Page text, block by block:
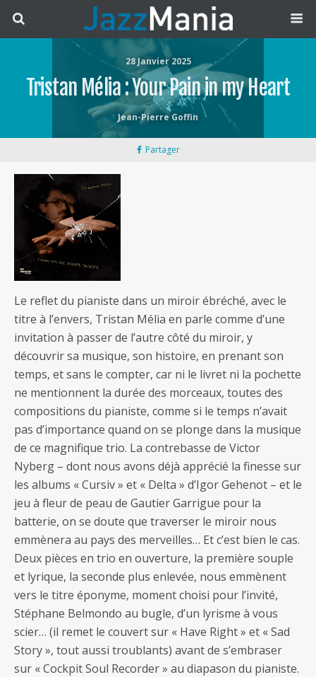
28 Janvier 2025
Tristan Mélia : Your Pain in my Heart
Jean-Pierre Goffin
Partager
Le reflet du pianiste dans un miroir ébréché, avec le
titre à l’envers, Tristan Mélia en parle comme d’une
invitation à passer de l’autre côté du miroir, y
découvrir sa musique, son histoire, en prenant son
temps, et sans le compter, car ni le livret ni la pochette
ne mentionnent la durée des morceaux, toutes des
compositions du pianiste, comme si le temps n’avait
pas d’importance quand on se plonge dans la musique
de ce magnifique trio. La contrebasse de Victor
Nyberg – dont nous avons déjà apprécié la finesse sur
les albums « Cursiv » et « Delta » d’Igor Gehenot – et le
jeu à fleur de peau de Gautier Garrigue pour la
batterie, on se doute que traverser le miroir nous
emmènera au pays des merveilles… Et c’est bien le cas.
Deux pièces en trio en ouverture, la première souple
et lyrique, la seconde plus enlevée, nous emmènent
vers le titre éponyme, moment choisi pour l’invité,
Stéphane Belmondo au bugle, d’un lyrisme à vous
scier… (il remet le couvert sur « Have Right » et « Sad
Story », tout aussi troublants) avant de s’embraser
sur « Cockpit Soul Recorder » au diapason du pianiste.